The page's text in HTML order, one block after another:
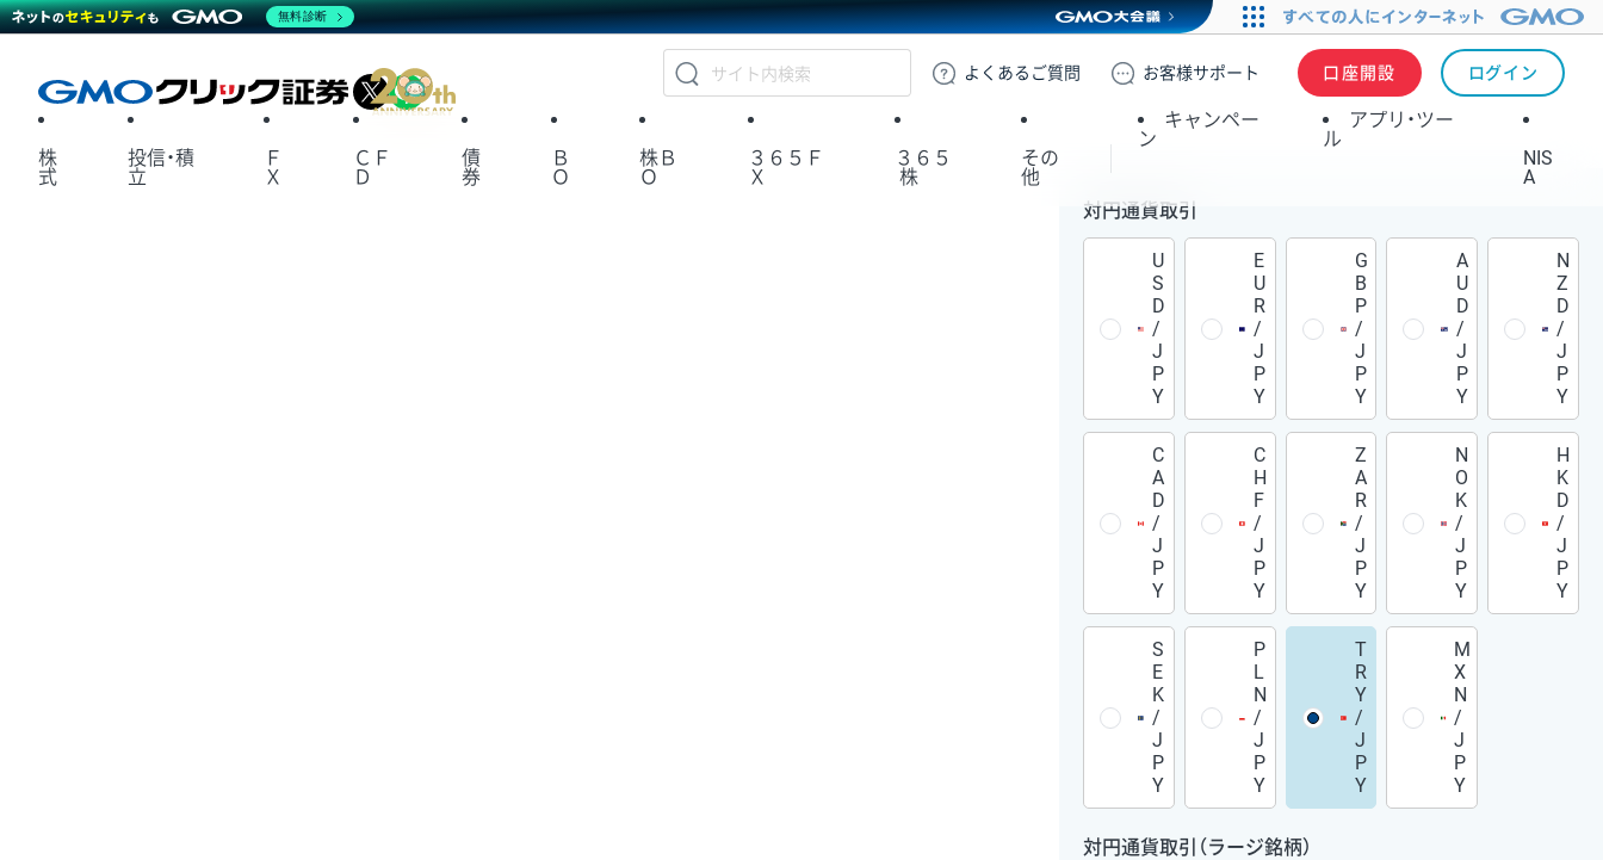
GMOクリック証券
よくある ご質問 お客様サポート 口座開設 ログイン
X
株
式
投信・積
立
Ｆ
Ｘ
ＣＦ
Ｄ
債
券
Ｂ
Ｏ
株Ｂ
Ｏ
３６５Ｆ
Ｘ
３６５
株
その
他
キャンペー
ン
アプリ・ツー
ル
NIS
A
対円通貨取引
U
S
D
/
J
P
Y
E
U
R
/
J
P
Y
G
B
P
/
J
P
Y
A
U
D
/
J
P
Y
N
Z
D
/
J
P
Y
C
A
D
/
J
P
Y
C
H
F
/
J
P
Y
Z
A
R
/
J
P
Y
N
O
K
/
J
P
Y
H
K
D
/
J
P
Y
S
E
K
/
J
P
Y
P
L
N
/
J
P
Y
T
R
Y
/
J
P
Y
M
X
N
/
J
P
Y
対円通貨取引（ラージ銘柄）
無料診断